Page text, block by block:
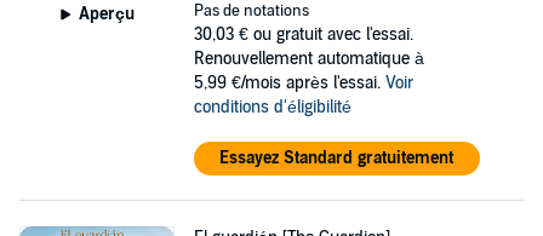
Aperçu
Pas de notations
30,03 € ou gratuit avec l'essai.
Renouvellement automatique à
5,99 €/mois après l'essai. Voir
conditions d'éligibilité
Essayez Standard gratuitement